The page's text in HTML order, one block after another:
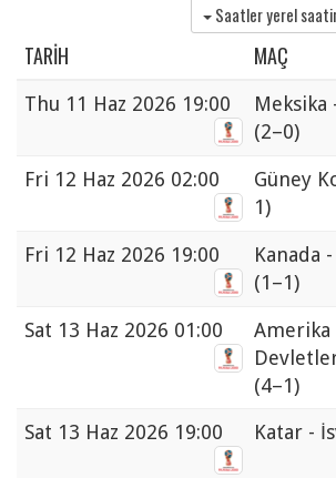
Saatler yerel
TARIH MAÇ
Thu 11 Haz 2026 19:00
Meksika
(2–0)
Fri 12 Haz 2026 02:00 Güney
1)
Fri 12 Haz 2026 19:00
Kanada
(1–1)
Sat 13 Haz 2026 01:00
(4–1)
Sat 13 Haz 2026 19:00 Katar -